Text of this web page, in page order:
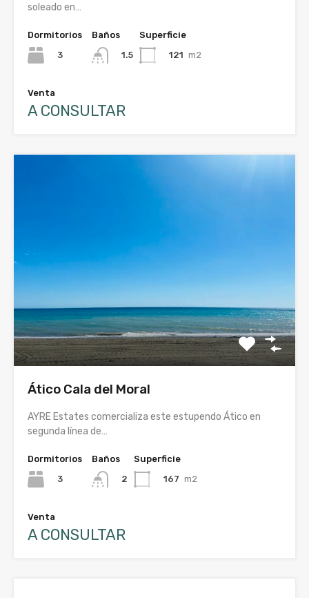
soleado en…
Dormitorios
3
Baños
1.5
Superficie
121 m2
Venta
A CONSULTAR
Ático Cala del Moral
AYRE Estates comercializa este estupendo Ático en
segunda línea de…
Dormitorios
3
Baños
2
Superficie
167 m2
Venta
A CONSULTAR